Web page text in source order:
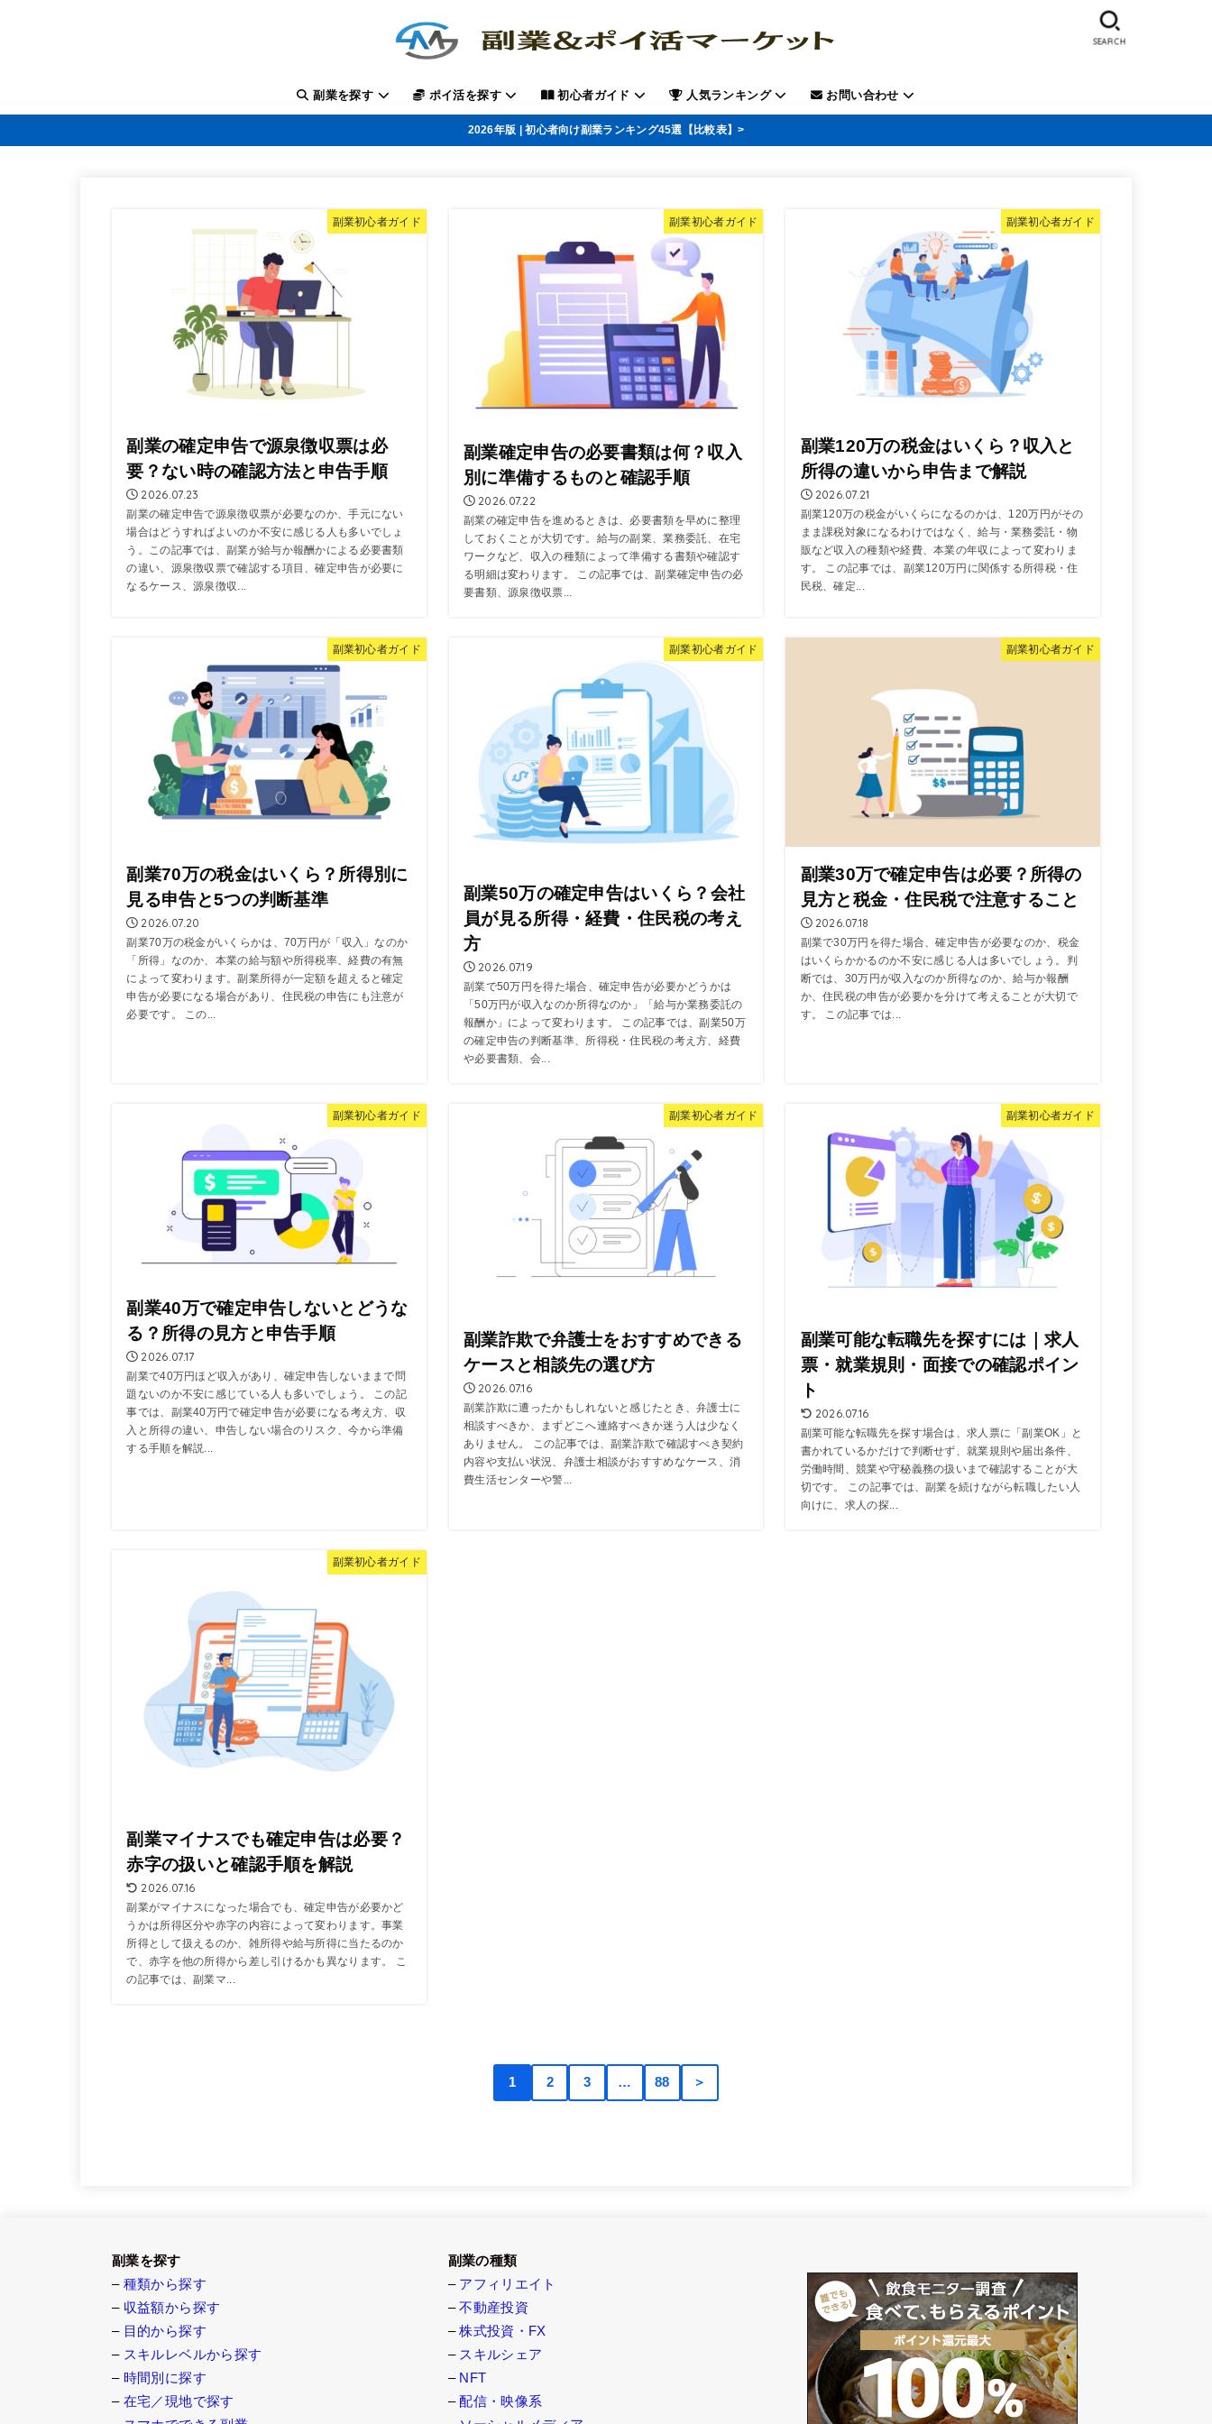
副業を探す ポイ活を探す 初心者ガイド 人気ランキング お問い合わせ
SEARCH
2026年版 | 初心者向け副業ランキング45選【比較表】>
副業初心者ガイド
副業の確定申告で源泉徴収票は必
要？ない時の確認方法と申告手順
2026.07.23
副業の確定申告で源泉徴収票が必要なのか、手元にない
場合はどうすればよいのか不安に感じる人も多いでしょ
う。この記事では、副業が給与か報酬かによる必要書類
の違い、源泉徴収票で確認する項目、確定申告が必要に
なるケース、源泉徴収...
副業初心者ガイド
副業確定申告の必要書類は何？収入
別に準備するものと確認手順
2026.07.22
副業の確定申告を進めるときは、必要書類を早めに整理
しておくことが大切です。給与の副業、業務委託、在宅
ワークなど、収入の種類によって準備する書類や確認す
る明細は変わります。 この記事では、副業確定申告の必
要書類、源泉徴収票...
副業初心者ガイド
副業120万の税金はいくら？収入と
所得の違いから申告まで解説
2026.07.21
副業120万の税金がいくらになるのかは、120万円がその
まま課税対象になるわけではなく、給与・業務委託・物
販など収入の種類や経費、本業の年収によって変わりま
す。 この記事では、副業120万円に関係する所得税・住
民税、確定...
副業初心者ガイド
副業70万の税金はいくら？所得別に
見る申告と5つの判断基準
2026.07.20
副業70万の税金がいくらかは、70万円が「収入」なのか
「所得」なのか、本業の給与額や所得税率、経費の有無
によって変わります。副業所得が一定額を超えると確定
申告が必要になる場合があり、住民税の申告にも注意が
必要です。 この...
副業初心者ガイド
副業50万の確定申告はいくら？会社
員が見る所得・経費・住民税の考え
方
2026.07.19
副業で50万円を得た場合、確定申告が必要かどうかは
「50万円が収入なのか所得なのか」「給与か業務委託の
報酬か」によって変わります。 この記事では、副業50万
の確定申告の判断基準、所得税・住民税の考え方、経費
や必要書類、会...
副業初心者ガイド
副業30万で確定申告は必要？所得の
見方と税金・住民税で注意すること
2026.07.18
副業で30万円を得た場合、確定申告が必要なのか、税金
はいくらかかるのか不安に感じる人は多いでしょう。判
断では、30万円が収入なのか所得なのか、給与か報酬
か、住民税の申告が必要かを分けて考えることが大切で
す。 この記事では...
副業初心者ガイド
副業40万で確定申告しないとどうな
る？所得の見方と申告手順
2026.07.17
副業で40万円ほど収入があり、確定申告しないままで問
題ないのか不安に感じている人も多いでしょう。 この記
事では、副業40万円で確定申告が必要になる考え方、収
入と所得の違い、申告しない場合のリスク、今から準備
する手順を解説...
副業初心者ガイド
副業詐欺で弁護士をおすすめできる
ケースと相談先の選び方
2026.07.16
副業詐欺に遭ったかもしれないと感じたとき、弁護士に
相談すべきか、まずどこへ連絡すべきか迷う人は少なく
ありません。 この記事では、副業詐欺で確認すべき契約
内容や支払い状況、弁護士相談がおすすめなケース、消
費生活センターや警...
副業初心者ガイド
副業可能な転職先を探すには｜求人
票・就業規則・面接での確認ポイン
ト
2026.07.16
副業可能な転職先を探す場合は、求人票に「副業OK」と
書かれているかだけで判断せず、就業規則や届出条件、
労働時間、競業や守秘義務の扱いまで確認することが大
切です。 この記事では、副業を続けながら転職したい人
向けに、求人の探...
副業初心者ガイド
副業マイナスでも確定申告は必要？
赤字の扱いと確認手順を解説
2026.07.16
副業がマイナスになった場合でも、確定申告が必要かど
うかは所得区分や赤字の内容によって変わります。事業
所得として扱えるのか、雑所得や給与所得に当たるのか
で、赤字を他の所得から差し引けるかも異なります。 こ
の記事では、副業マ...
1 2 3 … 88 ＞
副業を探す
– 種類から探す
– 収益額から探す
– 目的から探す
– スキルレベルから探す
– 時間別に探す
– 在宅／現地で探す
副業の種類
– アフィリエイト
–不動産投資
–株式投資・FX
– スキルシェア
– NFT
– 配信・映像系